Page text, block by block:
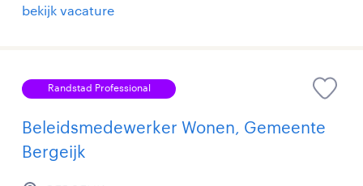
bekijk vacature
Randstad Professional
Beleidsmedewerker Wonen, Gemeente
Bergeijk